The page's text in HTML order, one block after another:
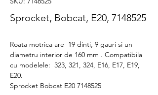
Sprocket, Bobcat, E20, 7148525
Roata motrica are 19 dinti, 9 gauri si un
diametru interior de 160 mm . Compatibila
cu modelele: 323, 321, 324, E16, E17, E19,
E20.
Sprocket Bobcat E20 7148525